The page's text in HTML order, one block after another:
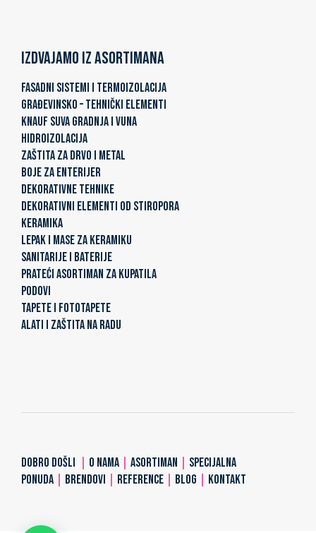
Izdvajamo iz asortimana
FASADNI SISTEMI I TERMOIZOLACIJA
GRAĐEVINSKO – TEHNIČKI ELEMENTI
KNAUF SUVA GRADNJA I VUNA
HIDROIZOLACIJA
ZAŠTITA ZA DRVO I METAL
BOJE ZA ENTERIJER
DEKORATIVNE TEHNIKE
DEKORATIVNI ELEMENTI OD STIROPORA
KERAMIKA
LEPAK I MASE ZA KERAMIKU
SANITARIJE I BATERIJE
PRATEĆI ASORTIMAN ZA KUPATILA
PODOVI
TAPETE I FOTOTAPETE
ALATI I ZAŠTITA NA RADU
DOBRO DOŠLI O NAMA ASORTIMAN
SPECIJALNA
PONUDA
BRENDOVI REFERENCE BLOG KONTAKT